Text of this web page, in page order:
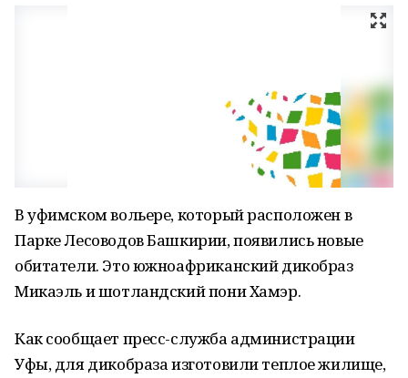
В уфимском вольере, который расположен в
Парке Лесоводов Башкирии, появились новые
обитатели. Это южноафриканский дикобраз
Микаэль и шотландский пони Хамэр.
Как сообщает пресс-служба администрации
Уфы, для дикобраза изготовили теплое жилище,